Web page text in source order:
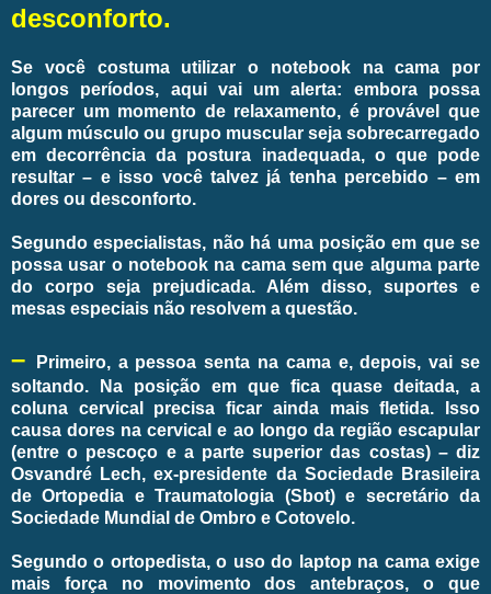
desconforto.
Se você costuma utilizar o notebook na cama por
longos períodos, aqui vai um alerta: embora possa
parecer um momento de relaxamento, é provável que
algum músculo ou grupo muscular seja sobrecarregado
em decorrência da postura inadequada, o que pode
resultar – e isso você talvez já tenha percebido – em
dores ou desconforto.
Segundo especialistas, não há uma posição em que se
possa usar o notebook na cama sem que alguma parte
do corpo seja prejudicada. Além disso, suportes e
mesas especiais não resolvem a questão.
–
Primeiro, a pessoa senta na cama e, depois, vai se
soltando. Na posição em que fica quase deitada, a
coluna cervical precisa ficar ainda mais fletida. Isso
causa dores na cervical e ao longo da região escapular
(entre o pescoço e a parte superior das costas) – diz
Osvandré Lech, ex-presidente da Sociedade Brasileira
de Ortopedia e Traumatologia (Sbot) e secretário da
Sociedade Mundial de Ombro e Cotovelo.
Segundo o ortopedista, o uso do laptop na cama exige
mais força no movimento dos antebraços, o que